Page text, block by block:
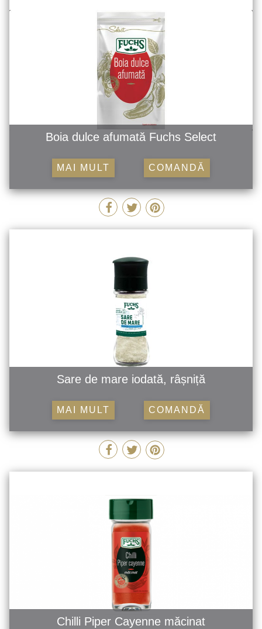
Boia dulce afumată Fuchs Select
MAI MULT COMANDĂ
Sare de mare iodată, râșniță
MAI MULT COMANDĂ
Chilli Piper Cayenne măcinat